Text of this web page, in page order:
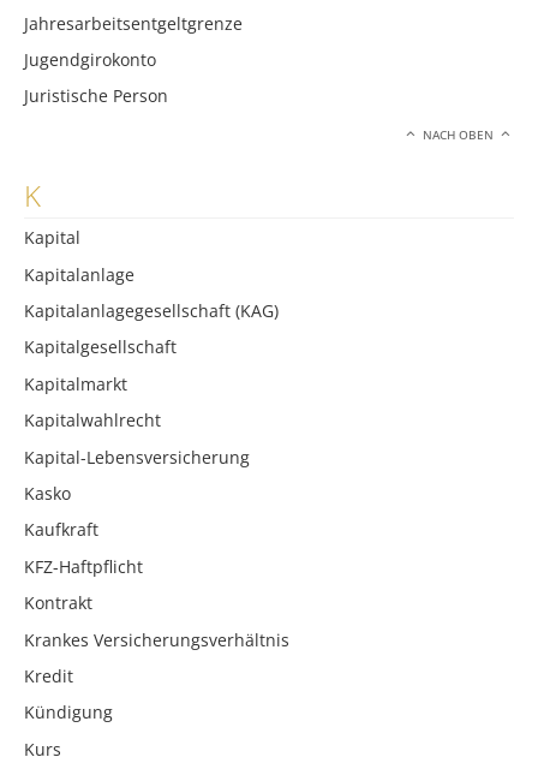
Jahresarbeitsentgeltgrenze
Jugendgirokonto
Juristische Person
NACH OBEN
K
Kapital
Kapitalanlage
Kapitalanlagegesellschaft (KAG)
Kapitalgesellschaft
Kapitalmarkt
Kapitalwahlrecht
Kapital-Lebensversicherung
Kasko
Kaufkraft
KFZ-Haftpflicht
Kontrakt
Krankes Versicherungsverhältnis
Kredit
Kündigung
Kurs